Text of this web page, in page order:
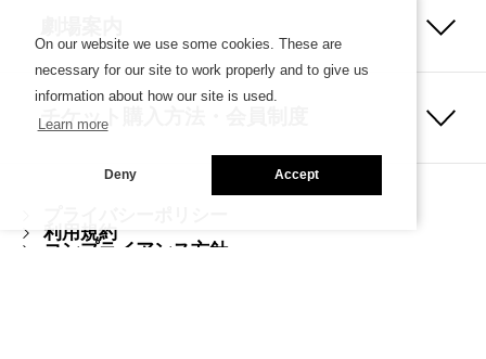
チケット購入方法・会員制度
利用規約
コンプライアンス方針
On our website we use some cookies. These are
necessary for our site to work properly and to give us
information about how our site is used.
Learn more
Deny Accept